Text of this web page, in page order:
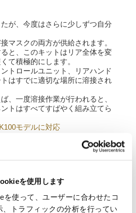
を使用します
を使って、ユーザーに合わせたコ
、トラフィックの分析を行ってい
が、今度はさらに少しずつ自分
マスクの両方が供給されます。
と、このキットはリア全体を変
て積極的にします。
トロールユニット、リアハンド
はすでに適切な場所に溶接され
、一度溶接作業が行われると、
トはすべてすばやく組み立てら
モデルに対応
ができます。